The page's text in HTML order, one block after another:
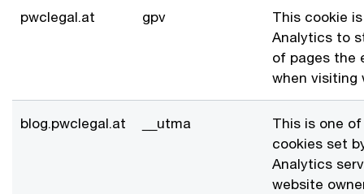
pwclegal.at gpv
This cookie
Analytics to
of pages the
when visiting
blog.pwclegal.at __utma
This is one
cookies set
Analytics
website